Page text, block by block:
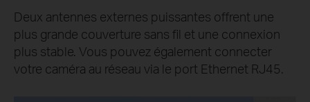
Deux antennes externes puissantes offrent une
plus grande couverture sans fil et une connexion
plus stable. Vous pouvez également connecter
votre caméra au réseau via le port Ethernet RJ45.